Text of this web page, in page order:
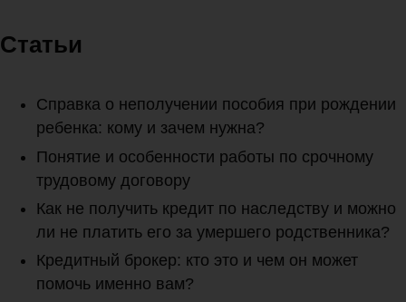
Статьи
Справка о неполучении пособия при рождении
ребенка: кому и зачем нужна?
Понятие и особенности работы по срочному
трудовому договору
Как не получить кредит по наследству и можно
ли не платить его за умершего родственника?
Кредитный брокер: кто это и чем он может
помочь именно вам?